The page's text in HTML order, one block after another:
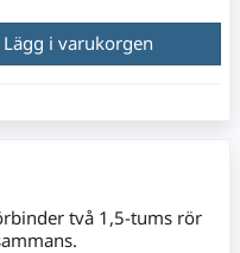
Lägg i varukorgen
två 1,5-tums rör